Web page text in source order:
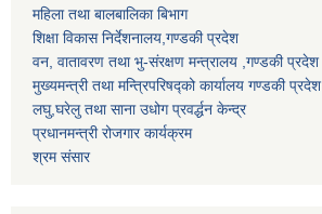
महिला तथा बालबालिका बिभाग
शिक्षा विकास निर्देशनालय,गण्डकी प्रदेश
वन, वातावरण तथा भु-संरक्षण मन्त्रालय ,गण्डकी प्रदेश
मुख्यमन्त्री तथा मन्त्रिपरिषद्को कार्यालय गण्डकी प्रदेश
लघु,घरेलु तथा साना उधोग प्रवर्द्धन केन्द्र
प्रधानमन्त्री रोजगार कार्यक्रम
श्रम संसार